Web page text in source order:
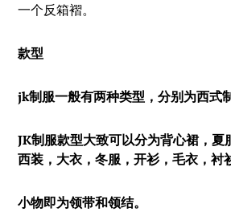
一个反箱褶。
款型
jk制服一般有两种类型，分别为西式
JK制服款型大致可以分为背心裙，夏
西装，大衣，冬服，开衫，毛衣，衬
小物即为领带和领结。